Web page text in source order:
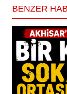
BENZER